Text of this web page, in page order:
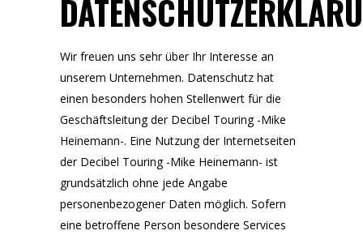
Wir freuen uns sehr über Ihr Interesse an
unserem Unternehmen. Datenschutz hat
einen besonders hohen Stellenwert für die
Geschäftsleitung der Decibel Touring -Mike
Heinemann-. Eine Nutzung der Internetseiten
der Decibel Touring -Mike Heinemann- ist
grundsätzlich ohne jede Angabe
personenbezogener Daten möglich. Sofern
eine betroffene Person besondere Services